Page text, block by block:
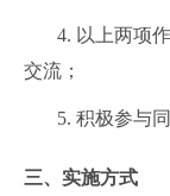
4. 以上两项
交流；
5. 积极参与
三、 实施方式